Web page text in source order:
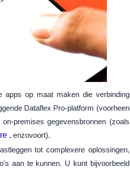
apps op maat maken die verbinding
Dataflex Pro-platform (voorheen
premises gegevensbronnen (zoals
, enzovoort).
tot complexere oplossingen,
aan te kunnen. U kunt bijvoorbeeld